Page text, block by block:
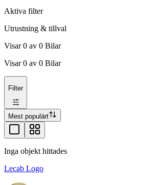
Aktiva filter
Utrustning & tillval
Visar0 av 0 Bilar
Visar0 av 0 Bilar
Filter
Mest populärt
Inga objekt hittades
Lecab Logo